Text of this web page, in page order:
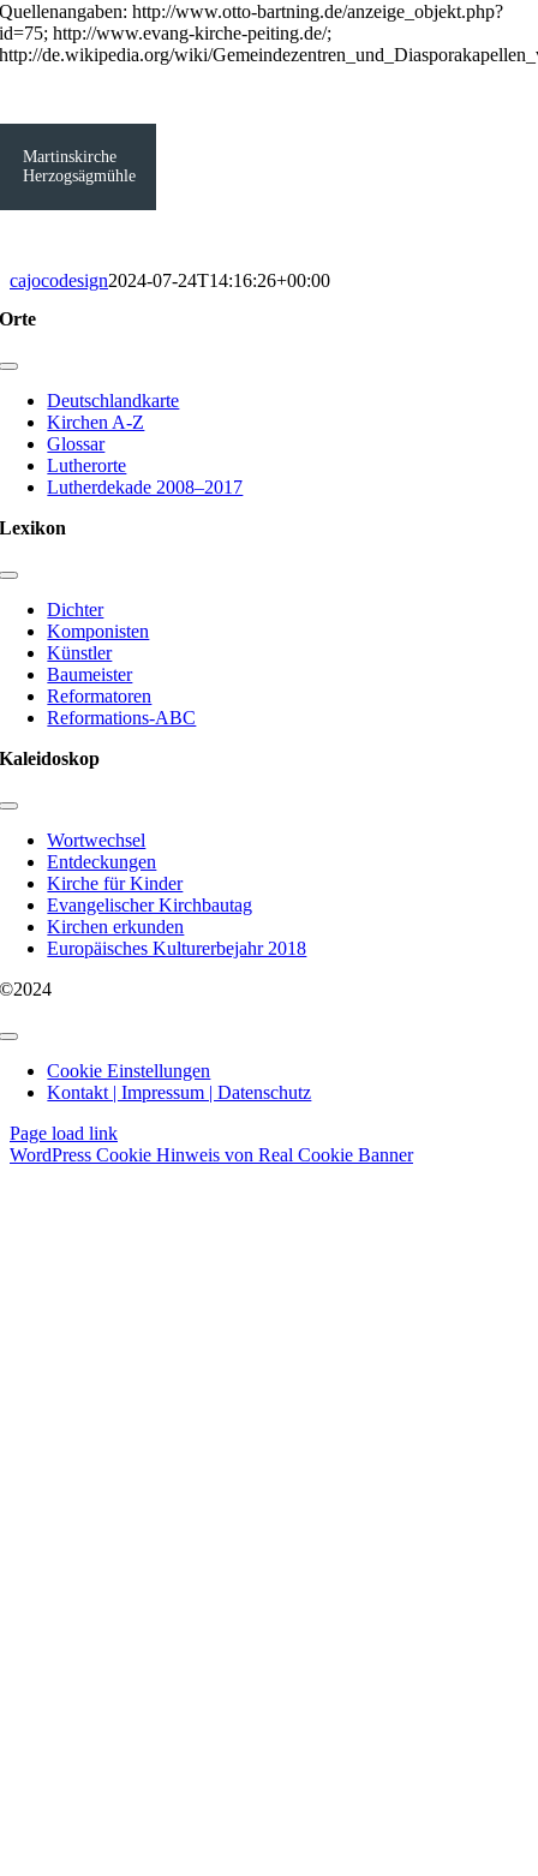
Quellenangaben: http://www.otto-bartning.de/anzeige_objekt.php?
id=75; http://www.evang-kirche-peiting.de/;
http://de.wikipedia.org/wiki/
Martinskirche
Herzogsägmühle
cajocodesign2024-07-24T14:16:26+00:00
Orte
Toggle
NavigationDeutschlandkarte
Kirchen A-Z
Glossar
Lutherorte
Lutherdekade 2008–2017
Lexikon
Toggle
Navigation
Dichter
Komponisten
Künstler
Baumeister
Reformatoren
Reformations-ABC
Kaleidoskop
Toggle
NavigationWortwechsel
Entdeckungen
Kirche für Kinder
Evangelischer Kirchbautag
Kirchen erkunden
Europäisches Kulturerbejahr 2018
©2024
Toggle
NavigationCookie Einstellungen
Kontakt | Impressum | Datenschutz
Page load link
WordPress Cookie Hinweis von Real Cookie Banner